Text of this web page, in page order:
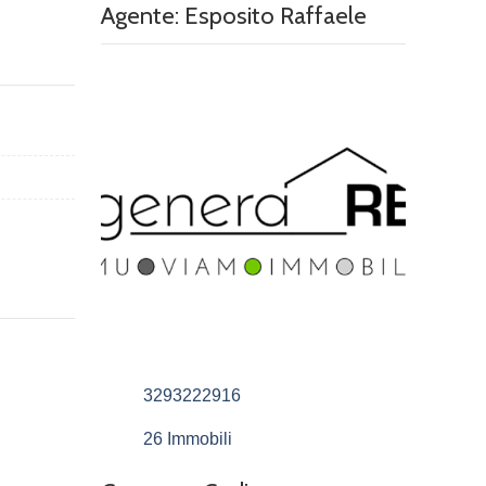
Agente: Esposito Raffaele
3293222916
26 Immobili